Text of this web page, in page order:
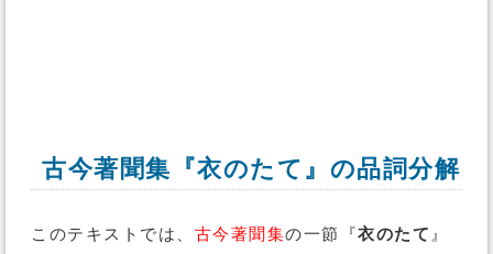
古今著聞集『衣のたて』の品詞分解
このテキストでは、 古今著聞集の一節『衣のたて 』